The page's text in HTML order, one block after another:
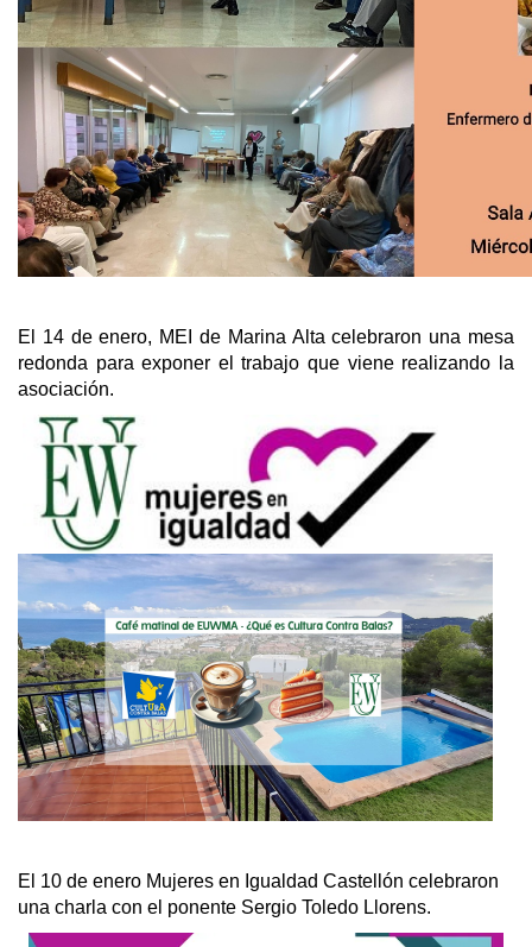
El 14 de enero, MEI de Marina Alta celebraron una mesa
redonda para exponer el trabajo que viene realizando la
asociación.
El 10 de enero Mujeres en Igualdad Castellón celebraron
una charla con el ponente Sergio Toledo Llorens.